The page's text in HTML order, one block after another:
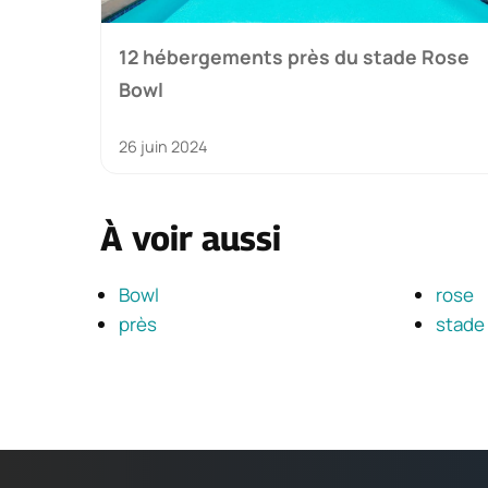
12 hébergements près du stade Rose
Bowl
26 juin 2024
À voir aussi
Bowl
près
rose
stade